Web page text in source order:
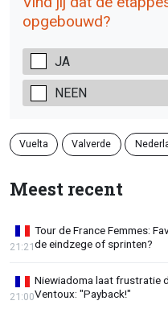
opgebouwd?
JA
NEEN
Vuelta Valverde
Meest recent
Tour de France Femmes:
de eindzege of sprinten?
21:21
Niewiadoma laat frustratie
Ventoux: "Payback!"
21:00